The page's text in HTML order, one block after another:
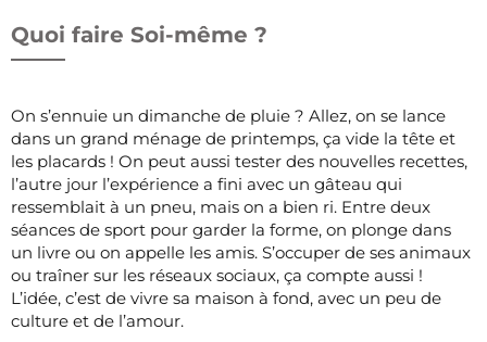
Quoi faire Soi-même ?
On s’ennuie un dimanche de pluie ? Allez, on se lance
dans un grand ménage de printemps, ça vide la tête et
les placards ! On peut aussi tester des nouvelles recettes,
l’autre jour l’expérience a fini avec un gâteau qui
ressemblait à un pneu, mais on a bien ri. Entre deux
séances de sport pour garder la forme, on plonge dans
un livre ou on appelle les amis. S’occuper de ses animaux
ou traîner sur les réseaux sociaux, ça compte aussi !
L’idée, c’est de vivre sa maison à fond, avec un peu de
culture et de l’amour.